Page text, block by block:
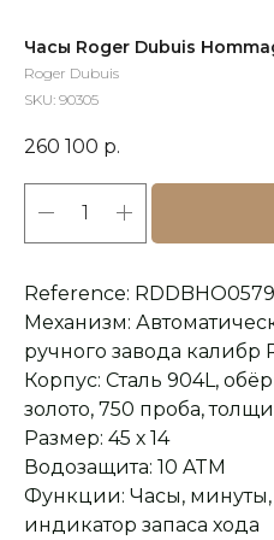
Часы Roger Dubuis
Roger Dubuis
SKU: 90305
260 100 р.
Reference: RDDBHO0579
Механизм:
ручного завода калибр
Корпус: Сталь 904L,
золото, 750 проба,
Размер: 45 х 14
Водозащита: 10 ATM
Функции: Часы,
индикатор запаса хода